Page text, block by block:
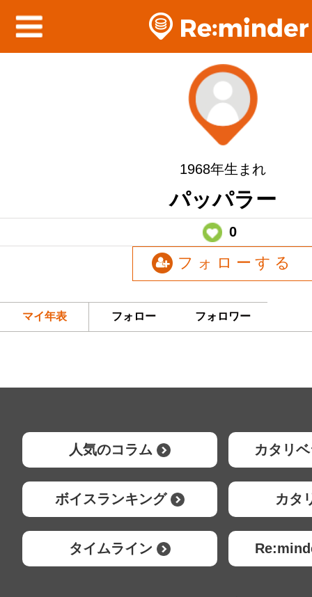
1968年生まれ
パッパラー
0
フォローする
マイ年表 フォロー フォロワー
人気のコラム カタリ
ボイスランキング カタ
タイムライン